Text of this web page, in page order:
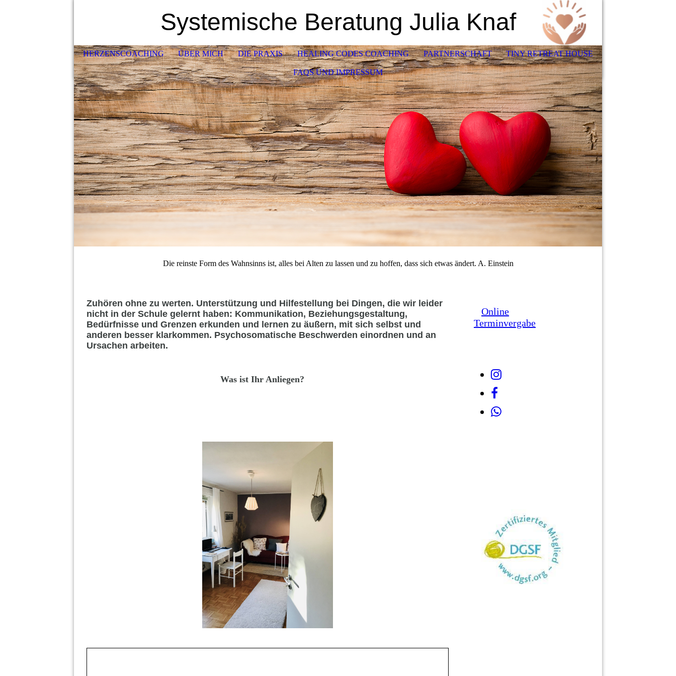
Systemische Beratung Julia Knaf
HERZENSCOACHING ÜBER MICH DIE PRAXIS HEALING CODES COACHING PARTNERSCHAFT TINY RETREAT HOUSE
FAQS UND IMPRESSUM
Die reinste Form des Wahnsinns ist, alles bei Alten zu lassen und zu hoffen, dass sich etwas ändert. A. Einstein
Zuhören ohne zu werten. Unterstützung und Hilfestellung bei Dingen, die wir leider
nicht in der Schule gelernt haben: Kommunikation, Beziehungsgestaltung,
Bedürfnisse und Grenzen erkunden und lernen zu äußern, mit sich selbst und
anderen besser klarkommen. Psychosomatische Beschwerden einordnen und an
Ursachen arbeiten.
Was ist Ihr Anliegen?
Online
Terminvergabe